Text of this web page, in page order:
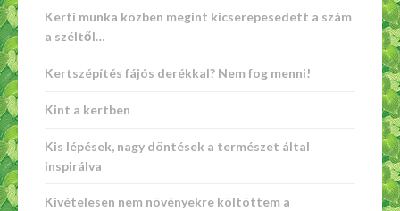
Kerti munka közben megint kicserepesedett a szám
a széltől…
Kertszépítés fájós derékkal? Nem fog menni!
Kint a kertben
Kis lépések, nagy döntések a természet által
inspirálva
Kivételesen nem növényekre költöttem a